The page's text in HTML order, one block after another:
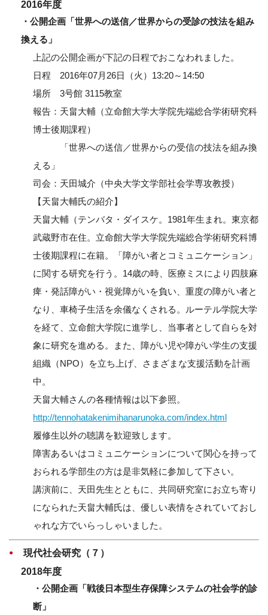
2016年度
・公開企画「世界への送信／世界からの受診の技法を組み
換える」
上記の公開企画が下記の日程でおこなわれました。
日程 2016年07月26日（火）13:20～14:50
場所 3号館 3115教室
報告：天畠大輔（立命館大学大学院先端総合学術研究科
博士後期課程）
「世界への送信／世界からの受信の技法を組み換
える」
司会：天田城介（中央大学文学部社会学専攻教授）
【天畠大輔氏の紹介】
天畠大輔（テンバタ・ダイスケ。1981年生まれ。東京都
武蔵野市在住。立命館大学大学院先端総合学術研究科博
士後期課程に在籍。「障がい者とコミュニケーション」
に関する研究を行う。14歳の時、医療ミスにより四肢麻
痺・発話障がい・視覚障がいを負い、重度の障がい者と
なり、車椅子生活を余儀なくされる。ルーテル学院大学
を経て、立命館大学院に進学し、当事者として自らを対
象に研究を進める。また、障がい児や障がい学生の支援
組織（NPO）を立ち上げ、さまざまな支援活動を計画
中。
天畠大輔さんの各種情報は以下参照。
http://tennohatakenimihanarunoka.com/index.html
履修生以外の聴講を歓迎致します。
障害あるいはコミュニケーションについて関心を持って
おられる学部生の方は是非気軽に参加して下さい。
講演前に、天田先生とともに、共同研究室にお立ち寄り
になられた天畠大輔氏は、優しい表情をされていておし
ゃれな方でいらっしゃいました。
現代社会研究（７）
2018年度
・公開企画「戦後日本型生存保障システムの社会学的診
断」